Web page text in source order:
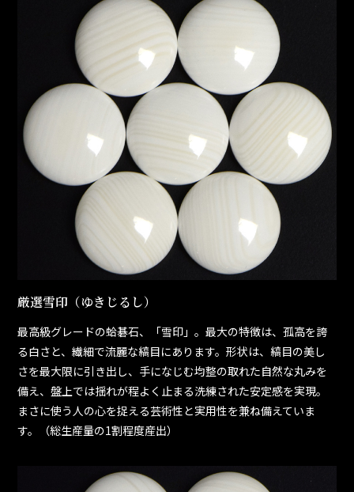
厳選雪印（ゆきじるし）
最高級グレードの蛤碁石、「雪印」。最大の特徴は、孤高を誇
る白さと、繊細で流麗な縞目にあります。形状は、縞目の美し
さを最大限に引き出し、手になじむ均整の取れた自然な丸みを
備え、盤上では揺れが程よく止まる洗練された安定感を実現。
まさに使う人の心を捉える芸術性と実用性を兼ね備えていま
す。（総生産量の1割程度産出）